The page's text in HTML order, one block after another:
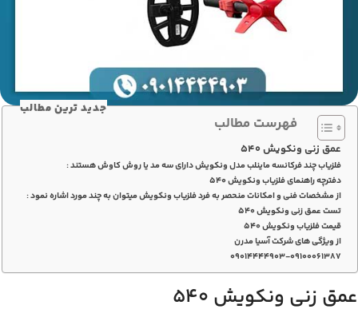
جدید ترین مطالب
فهرست مطالب
عمق زنی ونکویش 540
فلزیاب چند فرکانسه ماینلب مدل ونکویش دارای سه مد یا روش کاوش هستند :
دفترچه راهنمای فلزیاب ونکویش 540
از مشخصات فنی و امکانات منحصر به فرد فلزیاب ونکویش میتوان به چند مورد اشاره نمود :
تست عمق زنی ونکویش ۵۴۰
قیمت فلزیاب ونکویش ۵۴۰
از ویژگی های شرکت آسیا مدرن
۰۹۰۱۴۴۴۴۹۰۳-۰۹۱۰۰۰۶۱۳۸۷
عمق زنی ونکویش 540